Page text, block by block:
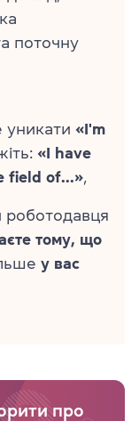
поточну
«I'm
«I have
field of...»,
роботодавця
тому, що
у вас
про